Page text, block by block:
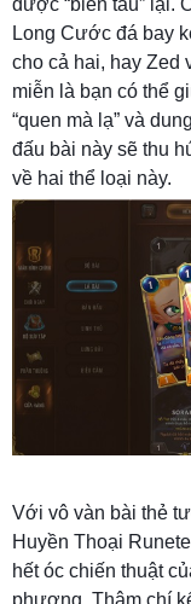
Long Cước đá bay
cho cả hai, hay Zed
miễn là bạn có thể
“quen mà lạ” và
đấu bài này sẽ thu
về hai thể loại này.
Với vô vàn bài thẻ
Huyền Thoại
hết óc chiến thuật
phương. Thậm chí